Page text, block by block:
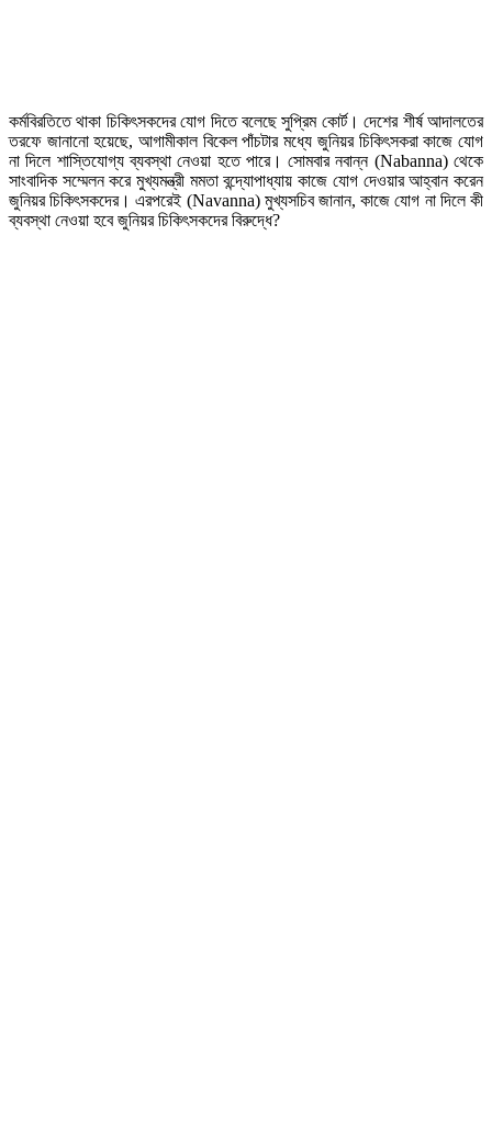
কর্মবিরতিতে থাকা চিকিৎসকদের যোগ দিতে বলেছে সুপ্রিম কোর্ট। দেশের শীর্ষ আদালতের
তরফে জানানো হয়েছে, আগামীকাল বিকেল পাঁচটার মধ্যে জুনিয়র চিকিৎসকরা কাজে যোগ
না দিলে শাস্তিযোগ্য ব্যবস্থা নেওয়া হতে পারে। সোমবার নবান্ন (Nabanna) থেকে
সাংবাদিক সম্মেলন করে মুখ্যমন্ত্রী মমতা বন্দ্যোপাধ্যায় কাজে যোগ দেওয়ার আহ্বান করেন
জুনিয়র চিকিৎসকদের। এরপরেই (Navanna) মুখ্যসচিব জানান, কাজে যোগ না দিলে কী
ব্যবস্থা নেওয়া হবে জুনিয়র চিকিৎসকদের বিরুদ্ধে?